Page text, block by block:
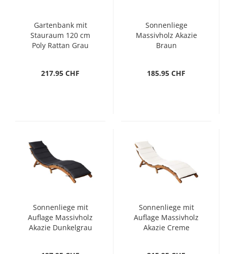
Gartenbank mit
Stauraum 120 cm
Poly Rattan Grau
217.95 CHF
Sonnenliege
Massivholz Akazie
Braun
185.95 CHF
Sonnenliege mit
Auflage Massivholz
Akazie Dunkelgrau
Sonnenliege mit
Auflage Massivholz
Akazie Creme